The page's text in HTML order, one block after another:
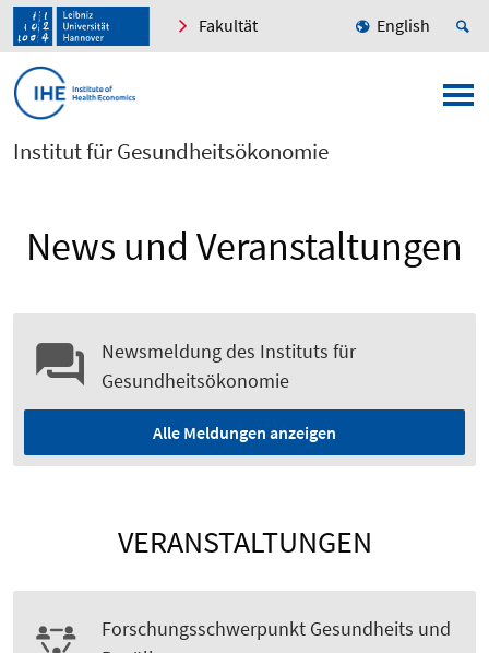
Fakultät English
Institut für Gesundheitsökonomie
News und Veranstaltungen
Newsmeldung des Instituts für
Gesundheitsökonomie
Alle Meldungen anzeigen
VERANSTALTUNGEN
Forschungsschwerpunkt Gesundheits und